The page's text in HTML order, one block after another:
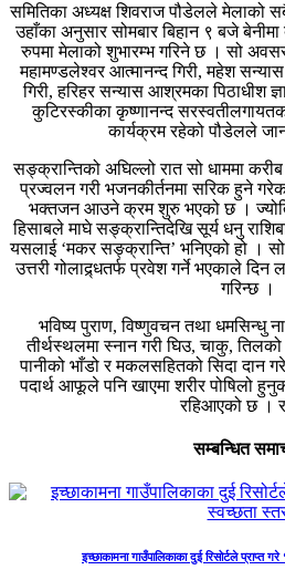
समितिका अध्यक्ष शिवराज पौडेलले मेलाको
उहाँका अनुसार सोमबार बिहान ९ बजे
रुपमा मेलाको शुभारम्भ गरिने छ । सो
महामण्डलेश्वर आत्मानन्द गिरी, महेश
गिरी, हरिहर सन्यास आश्रमका पिठाधीश
कुटिरस्कीका कृष्णानन्द
कार्यक्रम रहेको पौडेलले
सङ्क्रान्तिको अघिल्लो रात सो धाममा
प्रज्वलन गरी भजनकीर्तनमा सरिक हुने
भक्तजन आउने क्रम शुरु भएको छ ।
हिसाबले माघे सङ्क्रान्तिदेखि सूर्य धनु
यसलाई ‘मकर सङ्क्रान्ति’ भनिएको हो । सो
उत्तरी गोलाद्र्धतर्फ प्रवेश गर्ने भएकाले दिन
गरिन्छ ।
भविष्य पुराण, विष्णुवचन तथा धमसिन्धु
तीर्थस्थलमा स्नान गरी घिउ, चाकु,
पानीको भाँडो र मकलसहितको सिदा दान
पदार्थ आफूले पनि खाएमा शरीर पोषिलो
रहिआएको छ ।
सम्बन्धित
इच्छाकामना गाउँपालिकाका दुई रिसोर्टले प्राप्त